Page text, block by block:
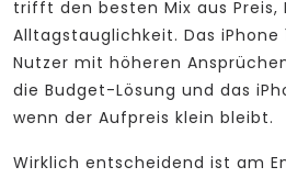
trifft den besten Mix aus Preis,
Alltagstauglichkeit. Das iPhone
Nutzer mit höheren
die Budget-Lösung und das
wenn der Aufpreis klein bleibt.
Wirklich entscheidend ist am